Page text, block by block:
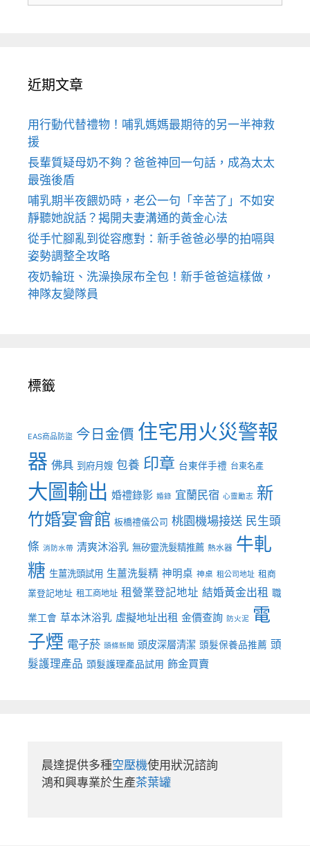
近期文章
用行動代替禮物！哺乳媽媽最期待的另一半神救
援
長輩質疑母奶不夠？爸爸神回一句話，成為太太
最強後盾
哺乳期半夜餵奶時，老公一句「辛苦了」不如安
靜聽她說話？揭開夫妻溝通的黃金心法
從手忙腳亂到從容應對：新手爸爸必學的拍嗝與
姿勢調整全攻略
夜奶輪班、洗澡換尿布全包！新手爸爸這樣做，
神隊友變隊員
標籤
EAS商品防盜 今日金價 住宅用火災警報
器 佛具 到府月嫂 包養 印章 台東伴手禮 台東名產
大圖輸出 婚禮錄影 婚錄 宜蘭民宿 心靈勵志 新
竹婚宴會館 板橋禮儀公司 桃園機場接送 民生頭
條 消防水帶 清爽沐浴乳 無矽靈洗髮精推薦 熱水器 牛軋
糖 生薑洗頭試用 生薑洗髮精 神明桌 神桌 租公司地址 租商
業登記地址 租工商地址 租營業登記地址 結婚黃金出租 職
業工會 草本沐浴乳 虛擬地址出租 金價查詢 防火泥
電
子煙 電子菸 頭條新聞 頭皮深層清潔 頭髮保養品推薦 頭
髮護理產品 頭髮護理產品試用 飾金買賣
晨達提供多種空壓機使用狀況諮詢
鴻和興專業於生產茶葉罐